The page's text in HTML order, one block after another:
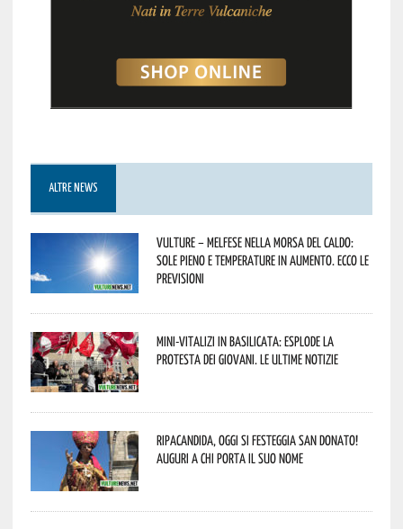
ALTRE NEWS
Vulture – melfese nella morsa del caldo:
sole pieno e temperature in aumento. Ecco le
previsioni
Mini-vitalizi in Basilicata: esplode la
protesta dei giovani. Le ultime notizie
Ripacandida, oggi si festeggia San Donato!
Auguri a chi porta il suo nome